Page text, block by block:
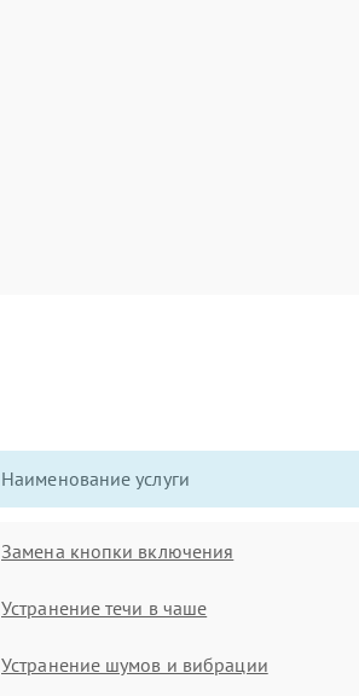
Наименование услуги
Замена кнопки включения
Устранение течи в чаше
Устранение шумов и вибрации